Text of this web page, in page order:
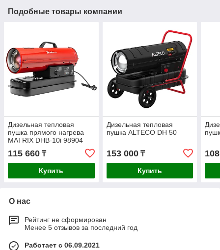
Подобные товары компании
Дизельная тепловая
пушка прямого нагрева
MATRIX DHB-10i 98904
115 660 ₸
Купить
Дизельная тепловая
пушка ALTECO DH 50
153 000₸
Купить
О нас
Рейтинг не сформирован
Менее 5 отзывов за последний год
Работает с 06.09.2021